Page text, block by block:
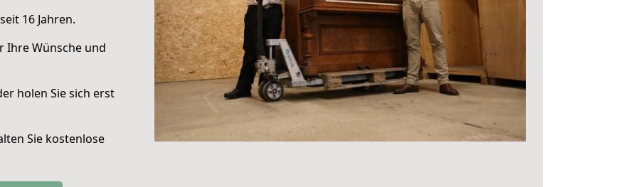
16 Jahren.
Ihre Wünsche und
holen Sie sich erst
Sie kostenlose